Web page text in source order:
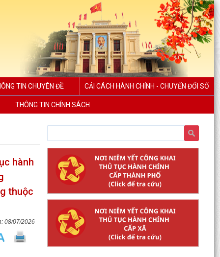
TIN CHUYÊN ĐỀ CẢI CÁCH HÀNH CHÍNH - CHUYỂN ĐỔI SỐ
THÔNG TIN CHÍNH SÁCH
hành
thuộc
08/07/2026